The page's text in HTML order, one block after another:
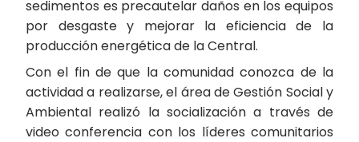
sedimentos es precautelar daños en los equipos
por desgaste y mejorar la eficiencia de la
producción energética de la Central.
Con el fin de que la comunidad conozca de la
actividad a realizarse, el área de Gestión Social y
Ambiental realizó la socialización a través de
video conferencia con los líderes comunitarios